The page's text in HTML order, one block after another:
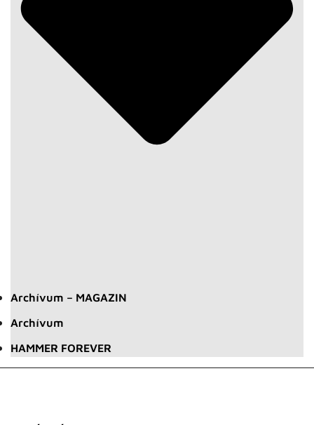
Archívum – MAGAZIN
Archívum
HAMMER FOREVER